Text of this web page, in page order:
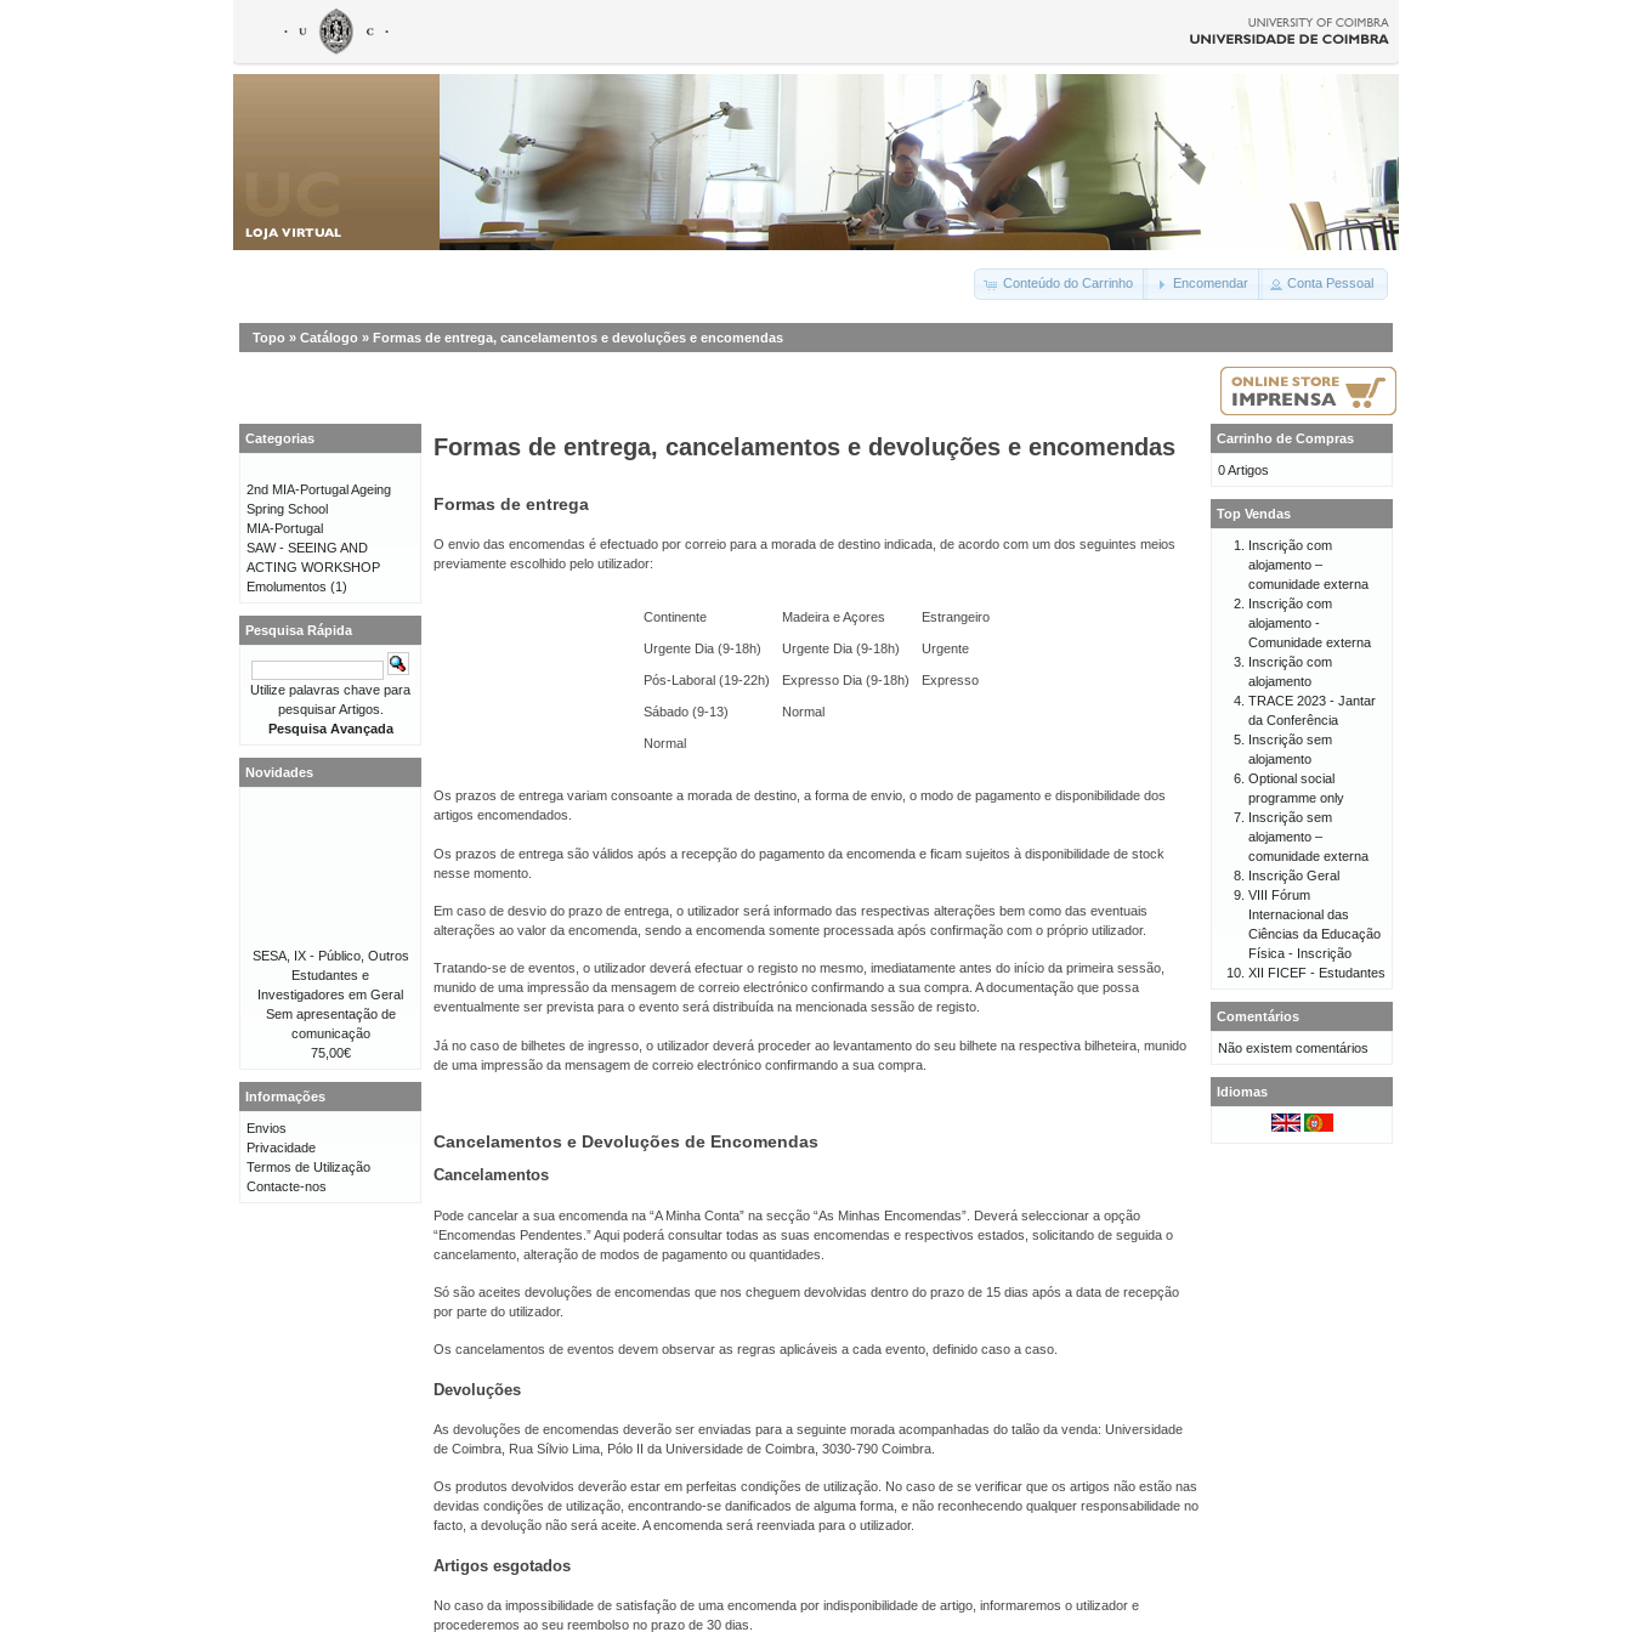
Conteúdo do Carrinho Encomendar Conta Pessoal
Topo » Catálogo » Formas de entrega, cancelamentos e devoluções e encomendas
Formas de entrega, cancelamentos e devoluções e encomendas
Formas de entrega
O envio das encomendas é efectuado por correio para a morada de destino indicada, de acordo com um dos seguintes meios
previamente escolhido pelo utilizador:
Continente Madeira e Açores Estrangeiro
Urgente Dia (9-18h) Urgente Dia (9-18h) Urgente
Pós-Laboral (19-22h) Expresso Dia (9-18h) Expresso
Sábado (9-13) Normal
Normal
Os prazos de entrega variam consoante a morada de destino, a forma de envio, o modo de pagamento e disponibilidade dos
artigos encomendados.
Os prazos de entrega são válidos após a recepção do pagamento da encomenda e ficam sujeitos à disponibilidade de stock
nesse momento.
Em caso de desvio do prazo de entrega, o utilizador será informado das respectivas alterações bem como das eventuais
alterações ao valor da encomenda, sendo a encomenda somente processada após confirmação com o próprio utilizador.
Tratando-se de eventos, o utilizador deverá efectuar o registo no mesmo, imediatamente antes do início da primeira sessão,
munido de uma impressão da mensagem de correio electrónico confirmando a sua compra. A documentação que possa
eventualmente ser prevista para o evento será distribuída na mencionada sessão de registo.
Já no caso de bilhetes de ingresso, o utilizador deverá proceder ao levantamento do seu bilhete na respectiva bilheteira, munido
de uma impressão da mensagem de correio electrónico confirmando a sua compra.
Cancelamentos e Devoluções de Encomendas
Cancelamentos
Pode cancelar a sua encomenda na “A Minha Conta” na secção “As Minhas Encomendas”. Deverá seleccionar a opção
“Encomendas Pendentes.” Aqui poderá consultar todas as suas encomendas e respectivos estados, solicitando de seguida o
cancelamento, alteração de modos de pagamento ou quantidades.
Só são aceites devoluções de encomendas que nos cheguem devolvidas dentro do prazo de 15 dias após a data de recepção
por parte do utilizador.
Os cancelamentos de eventos devem observar as regras aplicáveis a cada evento, definido caso a caso.
Devoluções
As devoluções de encomendas deverão ser enviadas para a seguinte morada acompanhadas do talão da venda: Universidade
de Coimbra, Rua Sílvio Lima, Pólo II da Universidade de Coimbra, 3030-790 Coimbra.
Os produtos devolvidos deverão estar em perfeitas condições de utilização. No caso de se verificar que os artigos não estão nas
devidas condições de utilização, encontrando-se danificados de alguma forma, e não reconhecendo qualquer responsabilidade no
facto, a devolução não será aceite. A encomenda será reenviada para o utilizador.
Artigos esgotados
No caso da impossibilidade de satisfação de uma encomenda por indisponibilidade de artigo, informaremos o utilizador e
procederemos ao seu reembolso no prazo de 30 dias.
Categorias
2nd MIA-Portugal Ageing
Spring School
MIA-Portugal
SAW - SEEING AND
ACTING WORKSHOP
Emolumentos (1)
Pesquisa Rápida
Utilize palavras chave para
pesquisar Artigos.
Pesquisa Avançada
Novidades
SESA, IX - Público, Outros
Estudantes e
Investigadores em Geral
Sem apresentação de
comunicação
75,00€
Informações
Envios
Privacidade
Termos de Utilização
Contacte-nos
Carrinho de Compras
0 Artigos
Top Vendas
Inscrição com
alojamento –
comunidade externa
Inscrição com
alojamento -
Comunidade externa
Inscrição com
alojamento
TRACE 2023 - Jantar
da Conferência
Inscrição sem
alojamento
Optional social
programme only
Inscrição sem
alojamento –
comunidade externa
Inscrição Geral
VIII Fórum
Internacional das
Ciências da Educação
Física - Inscrição
XII FICEF - Estudantes
Comentários
Não existem comentários
Idiomas